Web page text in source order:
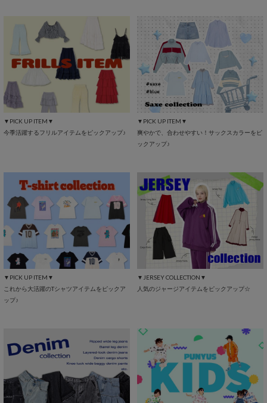
▼PICK UP ITEM▼
今季活躍するフリルアイテムをピックアップ♪
▼PICK UP ITEM▼
爽やかで、合わせやすい！サックスカラーをピ
ックアップ♪
▼PICK UP ITEM▼
これから大活躍のTシャツアイテムをピックア
ップ♪
▼JERSEY COLLECTION▼
人気のジャージアイテムをピックアップ☆